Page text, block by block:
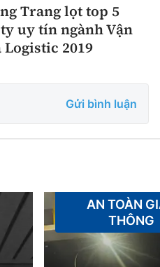
Trang lọt top 5
uy tín ngành Vận
Logistic 2019
Gửi bình luận
AN TOÀN
THÔNG